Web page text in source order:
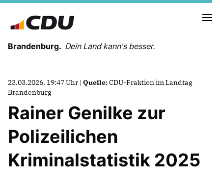
Brandenburg. Dein Land kann's besser.
MELDUNGEN
LANDESGESCHÄFTSSTELLE
KREISVERBÄNDE
23.03.2026, 19:47 Uhr | Quelle:CDU-Fraktion im Landtag
Brandenburg
Rainer Genilke zur
Polizeilichen
Kriminalstatistik 2025